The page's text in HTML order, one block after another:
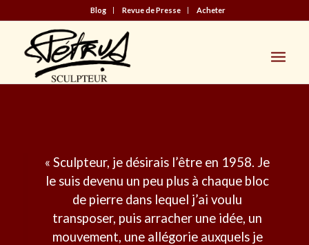
Blog Revue de Presse Acheter
« Sculpteur, je désirais l’être en 1958. Je
le suis devenu un peu plus à chaque bloc
de pierre dans lequel j’ai voulu
transposer, puis arracher une idée, un
mouvement, une allégorie auxquels je